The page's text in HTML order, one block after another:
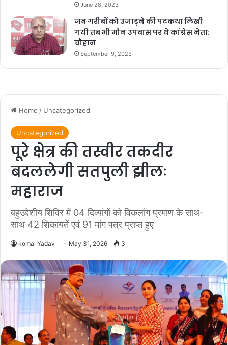
June 28, 2023
जब गरीबों को उजाड़ने की पटकथा लिखी
गयी तब भी मौन उपवास पर थे कांग्रेस नेता:
चौहान
September 9, 2023